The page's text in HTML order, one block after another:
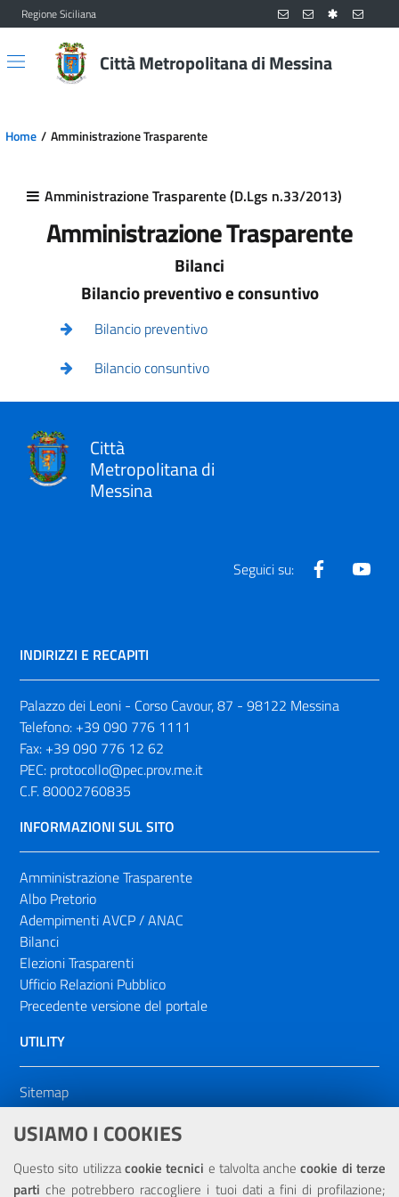
USIAMO I COOKIES
Questo sito utilizzacookie tecnici e talvolta anchecookie di terze
parti che potrebbero raccogliere i tuoi dati a fini di profilazione;
Vai al contenuto principale
Vai al menu principale
Regione Siciliana
Città Metropolitana di Messina
Home Amministrazione Trasparente
Amministrazione Trasparente (D.Lgs n.33/2013)
Amministrazione Trasparente
Bilanci
Bilancio preventivo e consuntivo
Bilancio preventivo
Bilancio consuntivo
Città
Metropolitana di
Messina
Seguici su: Facebook
INDIRIZZI E RECAPITI
Palazzo dei Leoni - Corso Cavour, 87 - 98122 Messina
Telefono: +39 090 776 1111
Fax: +39 090 776 12 62
PEC: protocollo@pec.prov.me.it
C.F. 80002760835
INFORMAZIONI SUL SITO
Amministrazione Trasparente
Albo Pretorio
Adempimenti AVCP / ANAC
Bilanci
Elezioni Trasparenti
Ufficio Relazioni Pubblico
Precedente versione del portale
UTILITY
Sitemap
Dichiarazione di accessibilità
NOTE LEGALI